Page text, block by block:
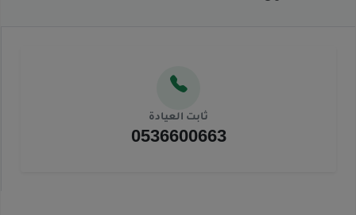
ثابت العيادة
0536600663